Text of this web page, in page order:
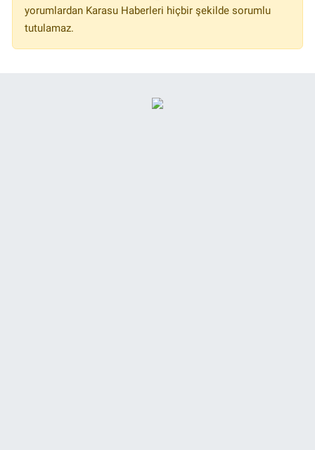
yorumlardan Karasu Haberleri hiçbir şekilde sorumlu
tutulamaz.